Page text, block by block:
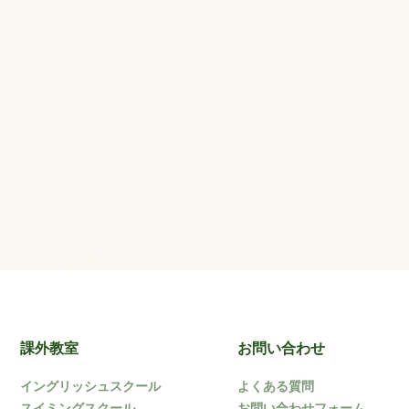
課外教室
イングリッシュスクール
お問い合わせ
よくある質問